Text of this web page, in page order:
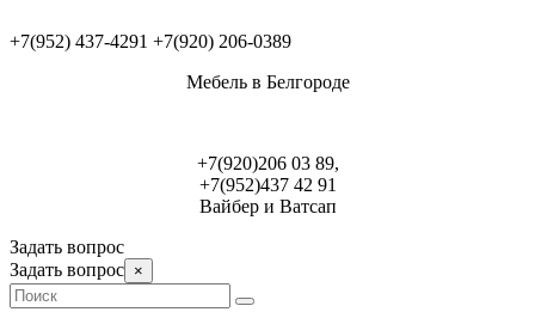
+7(952) 437-4291 +7(920) 206-0389
Мебель в Белгороде
+7(920)206 03 89,
+7(952)437 42 91
Вайбер и Ватсап
Задать вопрос
Задать вопрос ×